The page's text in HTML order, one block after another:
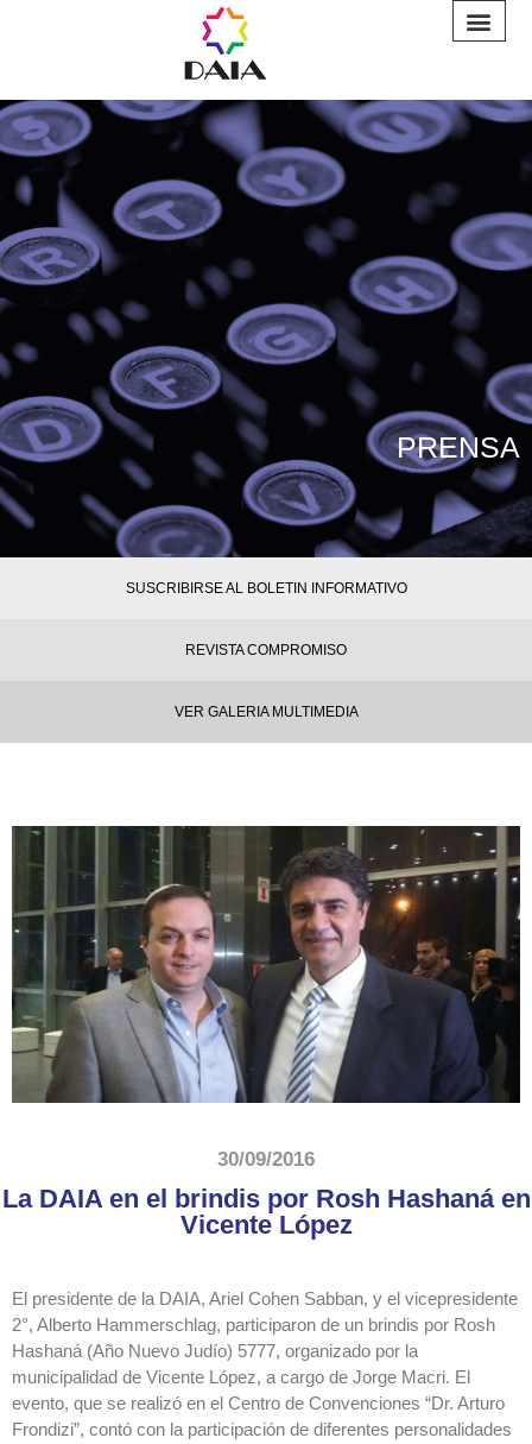
PRENSA
SUSCRIBIRSE AL BOLETIN INFORMATIVO
REVISTA COMPROMISO
VER GALERIA MULTIMEDIA
30/09/2016
La DAIA en el brindis por Rosh Hashaná en
Vicente López
El presidente de la DAIA, Ariel Cohen Sabban, y el vicepresidente
2°, Alberto Hammerschlag, participaron de un brindis por Rosh
Hashaná (Año Nuevo Judío) 5777, organizado por la
municipalidad de Vicente López, a cargo de Jorge Macri. El
evento, que se realizó en el Centro de Convenciones “Dr. Arturo
Frondizi”, contó con la participación de diferentes personalidades